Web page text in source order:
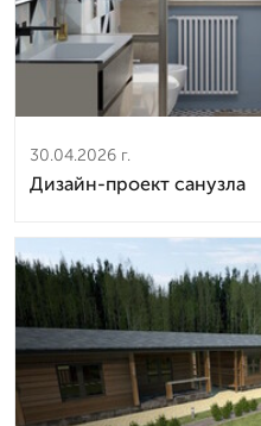
30.04.2026 г.
Дизайн-проект санузла